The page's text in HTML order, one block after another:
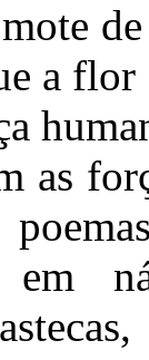
a flor
as
em